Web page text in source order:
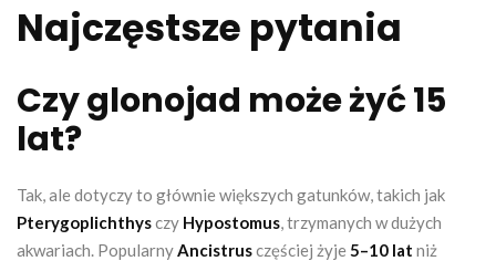
Najczęstsze pytania
Czy glonojad może żyć 15
lat?
Tak, ale dotyczy to głównie większych gatunków, takich jak
Pterygoplichthysczy Hypostomus, trzymanych w dużych
akwariach. PopularnyAncistrusczęściej żyje5–10 lat niż